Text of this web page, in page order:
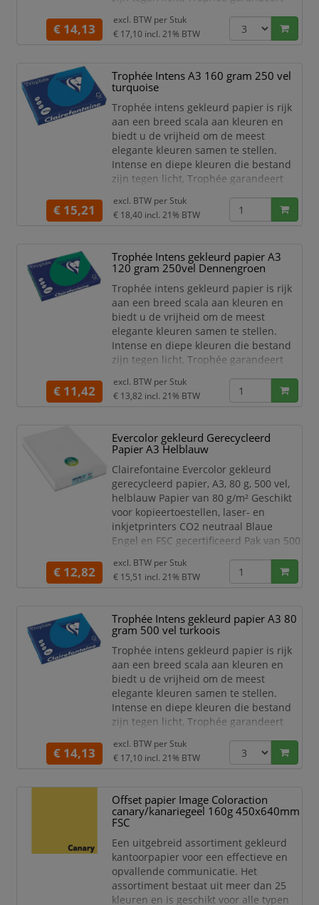
papier. Dankzij een uitstekende
opaciteit is dit papier goed te
Dit extra stevige gekleurd papier van
Clairefontaine is zeer geschikt voor het
maken van
€ 14,13
excl. BTW per Stuk
€ 17,10 incl. 21% BTW
Trophée Intens A3 160 gram 250 vel
turquoise
Trophée intens gekleurd papier is rijk
aan een breed scala aan kleuren en
biedt u de vrijheid om de meest
elegante kleuren samen te stellen.
Intense en diepe kleuren die bestand
zijn tegen licht, Trophée garandeert
papier. Dankzij een uitstekende
opaciteit is dit papier goed te
Dit extra stevige gekleurd papier van
Clairefontaine is zeer geschikt voor het
maken van
€ 15,21
excl. BTW per Stuk
€ 18,40 incl. 21% BTW
Trophée Intens gekleurd papier A3
120 gram 250vel Dennengroen
Trophée intens gekleurd papier is rijk
aan een breed scala aan kleuren en
biedt u de vrijheid om de meest
elegante kleuren samen te stellen.
Intense en diepe kleuren die bestand
zijn tegen licht, Trophée garandeert
papier. Dankzij een uitstekende
opaciteit is dit papier goed te
Dit stevige gekleurd papier van
Clairefontaine is zeer geschikt voor het
maken van mooie
€ 11,42
excl. BTW per Stuk
€ 13,82 incl. 21% BTW
Evercolor gekleurd Gerecycleerd
Papier A3 Helblauw
Clairefontaine Evercolor gekleurd
gerecycleerd papier, A3, 80 g, 500 vel,
helblauw Papier van 80 g/m² Geschikt
voor kopieertoestellen, laser- en
inkjetprinters CO2 neutraal Blaue
Engel en FSC gecertificeerd Pak van 500
ft 29,7 x 42 cm (A3), helblauw
€ 12,82
excl. BTW per Stuk
€ 15,51 incl. 21% BTW
Trophée Intens gekleurd papier A3 80
gram 500 vel turkoois
Trophée intens gekleurd papier is rijk
aan een breed scala aan kleuren en
biedt u de vrijheid om de meest
elegante kleuren samen te stellen.
Intense en diepe kleuren die bestand
zijn tegen licht, Trophée garandeert
papier. Dankzij een uitstekende
opaciteit is dit papier goed te
Dit extra stevige gekleurd papier van
Clairefontaine is zeer geschikt voor het
maken van
€ 14,13
excl. BTW per Stuk
€ 17,10 incl. 21% BTW
Offset papier Image Coloraction
canary/kanariegeel 160g 450x640mm
FSC
Een uitgebreid assortiment gekleurd
kantoorpapier voor een effectieve en
opvallende communicatie. Het
assortiment bestaat uit meer dan 25
kleuren en is geschikt voor alle typen